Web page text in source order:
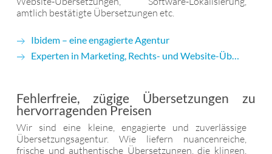
amtlich bestätigte Übersetzungen etc.
Ibidem – eine engagierte Agentur
Experten in Marketing, Rechts- und Website-Übersetzung
Fehlerfreie, zügige Übersetzungen zu
hervorragenden Preisen
Wir sind eine kleine, engagierte und zuverlässige
Übersetzungsagentur. Wie liefern nuancenreiche,
frische und authentische Übersetzungen, die klingen,